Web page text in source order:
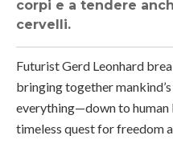
corpi e a tendere
cervelli.
Futurist Gerd Leonhard
bringing together
everything—down to
timeless quest for freedom